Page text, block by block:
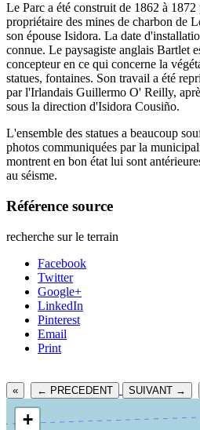
Le Parc a été construit de 1862 à
propriétaire des mines de charbon de
son épouse Isidora. La date
connue. Le paysagiste anglais Bartlet
concepteur en ce qui concerne la
statues, fontaines. Son travail a été
par l'Irlandais Guillermo O' Reilly,
sous la direction d'Isidora Cousiño.
L'ensemble des statues a beaucoup
photos communiquées par la
montrent en bon état lui sont
au séisme.
Référence source
recherche sur le terrain
Facebook
Twitter
Google+
LinkedIn
Pinterest
Email
Print
« ← PRECEDENT SUIVANT →
+